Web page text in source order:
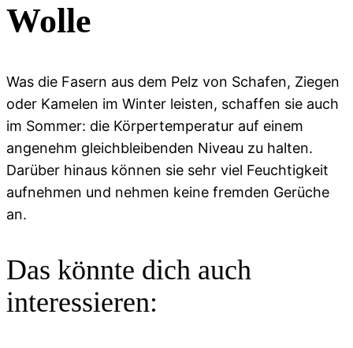
Wolle
Was die Fasern aus dem Pelz von Schafen, Ziegen
oder Kamelen im Winter leisten, schaffen sie auch
im Sommer: die Körpertemperatur auf einem
angenehm gleichbleibenden Niveau zu halten.
Darüber hinaus können sie sehr viel Feuchtigkeit
aufnehmen und nehmen keine fremden Gerüche
an.
Das könnte dich auch
interessieren: